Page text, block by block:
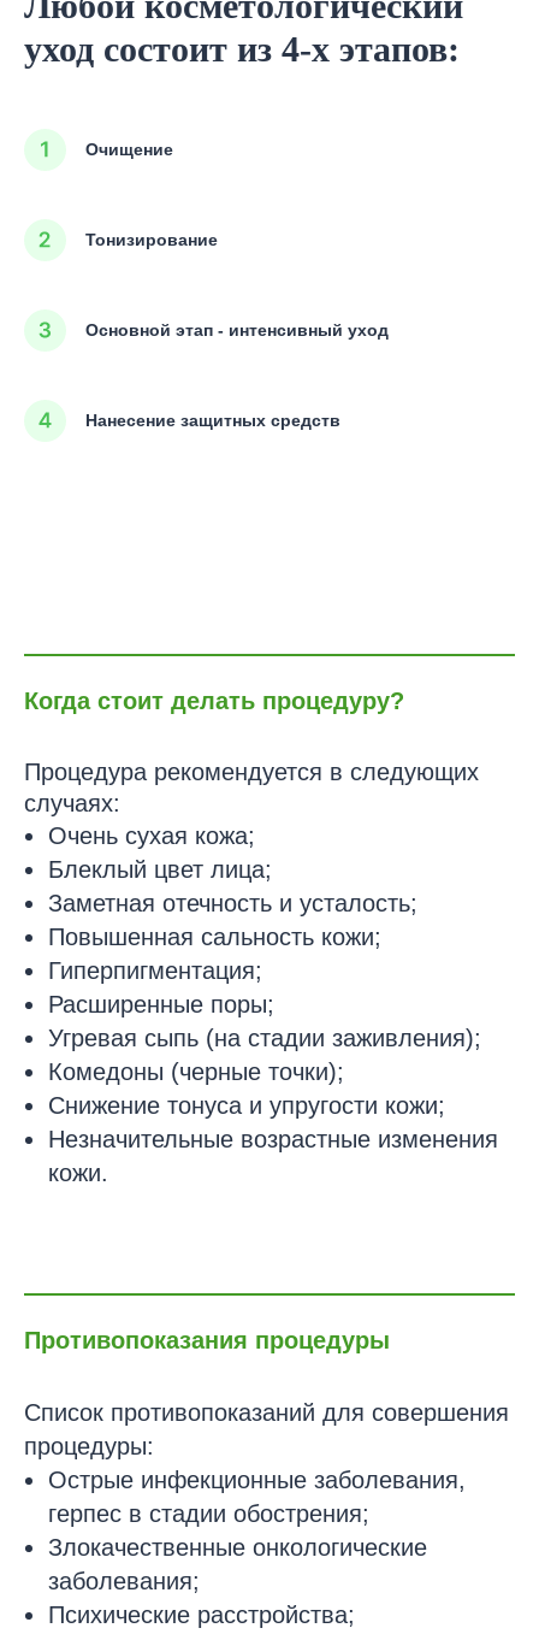
уход состоит из 4-х этапов:
Очищение
Тонизирование
Основной этап - интенсивный уход
Нанесение защитных средств
Когда стоит делать процедуру?
Процедура рекомендуется в следующих
случаях:
Очень сухая кожа;
Блеклый цвет лица;
Заметная отечность и усталость;
Повышенная сальность кожи;
Гиперпигментация;
Расширенные поры;
Угревая сыпь (на стадии заживления);
Комедоны (черные точки);
Снижение тонуса и упругости кожи;
Незначительные возрастные изменения
кожи.
Противопоказания процедуры
Список противопоказаний для совершения
процедуры:
Острые инфекционные заболевания,
герпес в стадии обострения;
Злокачественные онкологические
заболевания;
Психические расстройства;